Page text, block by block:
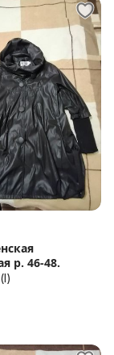
р. 46-48.